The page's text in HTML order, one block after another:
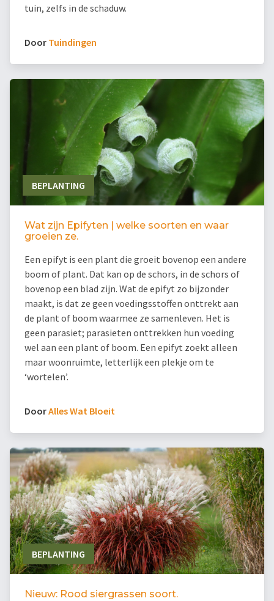
tuin, zelfs in de schaduw.
Door Tuindingen
BEPLANTING
Wat zijn Epifyten | welke soorten en waar
groeien ze.
Een epifyt is een plant die groeit bovenop een andere
boom of plant. Dat kan op de schors, in de schors of
bovenop een blad zijn. Wat de epifyt zo bijzonder
maakt, is dat ze geen voedingsstoffen onttrekt aan
de plant of boom waarmee ze samenleven. Het is
geen parasiet; parasieten onttrekken hun voeding
wel aan een plant of boom. Een epifyt zoekt alleen
maar woonruimte, letterlijk een plekje om te
‘wortelen’.
DoorAlles Wat Bloeit
BEPLANTING
Nieuw: Rood siergrassen soort.